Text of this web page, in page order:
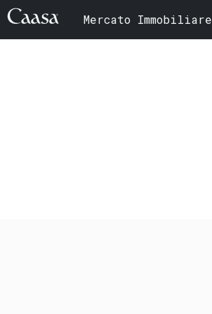
Mercato Immobiliare